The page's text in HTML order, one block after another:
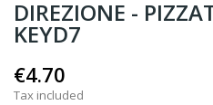
DIREZIONE -
KEYD7
€4.70
Tax included